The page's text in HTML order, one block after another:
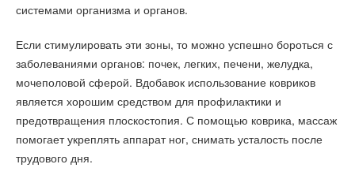
системами организма и органов.
Если стимулировать эти зоны, то можно успешно бороться с
заболеваниями органов: почек, легких, печени, желудка,
мочеполовой сферой. Вдобавок использование ковриков
является хорошим средством для профилактики и
предотвращения плоскостопия. С помощью коврика, массаж
помогает укреплять аппарат ног, снимать усталость после
трудового дня.